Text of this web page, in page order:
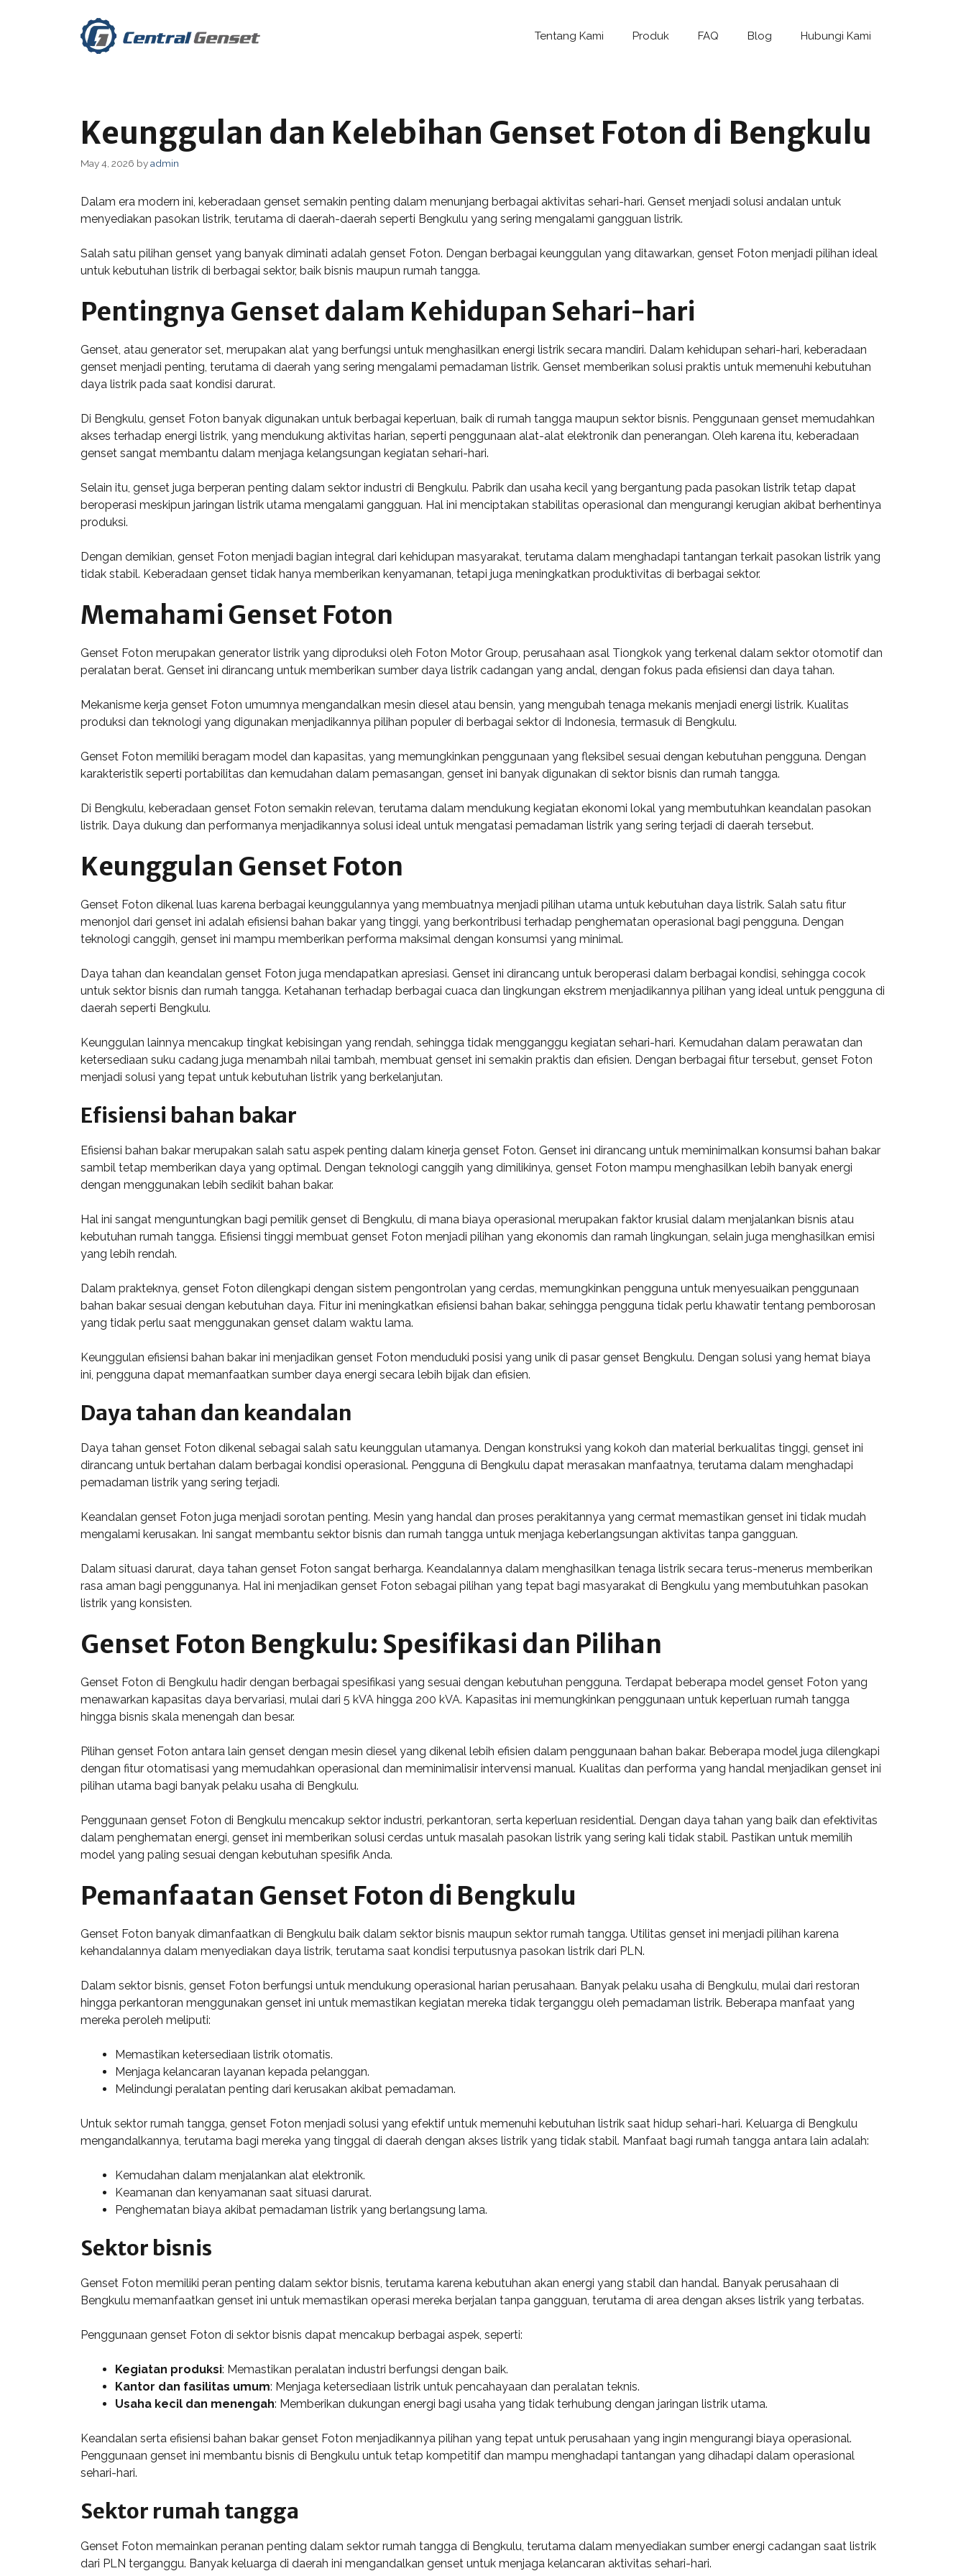
Tentang Kami Produk FAQ Blog Hubungi Kami
Keunggulan dan Kelebihan Genset Foton di Bengkulu
May 4, 2026 byadmin
Dalam era modern ini, keberadaan genset semakin penting dalam menunjang berbagai aktivitas sehari-hari. Genset menjadi solusi andalan untuk
menyediakan pasokan listrik, terutama di daerah-daerah seperti Bengkulu yang sering mengalami gangguan listrik.
Salah satu pilihan genset yang banyak diminati adalah genset Foton. Dengan berbagai keunggulan yang ditawarkan, genset Foton menjadi pilihan ideal
untuk kebutuhan listrik di berbagai sektor, baik bisnis maupun rumah tangga.
Pentingnya Genset dalam Kehidupan Sehari-hari
Genset, atau generator set, merupakan alat yang berfungsi untuk menghasilkan energi listrik secara mandiri. Dalam kehidupan sehari-hari, keberadaan
genset menjadi penting, terutama di daerah yang sering mengalami pemadaman listrik. Genset memberikan solusi praktis untuk memenuhi kebutuhan
daya listrik pada saat kondisi darurat.
Di Bengkulu, genset Foton banyak digunakan untuk berbagai keperluan, baik di rumah tangga maupun sektor bisnis. Penggunaan genset memudahkan
akses terhadap energi listrik, yang mendukung aktivitas harian, seperti penggunaan alat-alat elektronik dan penerangan. Oleh karena itu, keberadaan
genset sangat membantu dalam menjaga kelangsungan kegiatan sehari-hari.
Selain itu, genset juga berperan penting dalam sektor industri di Bengkulu. Pabrik dan usaha kecil yang bergantung pada pasokan listrik tetap dapat
beroperasi meskipun jaringan listrik utama mengalami gangguan. Hal ini menciptakan stabilitas operasional dan mengurangi kerugian akibat berhentinya
produksi.
Dengan demikian, genset Foton menjadi bagian integral dari kehidupan masyarakat, terutama dalam menghadapi tantangan terkait pasokan listrik yang
tidak stabil. Keberadaan genset tidak hanya memberikan kenyamanan, tetapi juga meningkatkan produktivitas di berbagai sektor.
Memahami Genset Foton
Genset Foton merupakan generator listrik yang diproduksi oleh Foton Motor Group, perusahaan asal Tiongkok yang terkenal dalam sektor otomotif dan
peralatan berat. Genset ini dirancang untuk memberikan sumber daya listrik cadangan yang andal, dengan fokus pada efisiensi dan daya tahan.
Mekanisme kerja genset Foton umumnya mengandalkan mesin diesel atau bensin, yang mengubah tenaga mekanis menjadi energi listrik. Kualitas
produksi dan teknologi yang digunakan menjadikannya pilihan populer di berbagai sektor di Indonesia, termasuk di Bengkulu.
Genset Foton memiliki beragam model dan kapasitas, yang memungkinkan penggunaan yang fleksibel sesuai dengan kebutuhan pengguna. Dengan
karakteristik seperti portabilitas dan kemudahan dalam pemasangan, genset ini banyak digunakan di sektor bisnis dan rumah tangga.
Di Bengkulu, keberadaan genset Foton semakin relevan, terutama dalam mendukung kegiatan ekonomi lokal yang membutuhkan keandalan pasokan
listrik. Daya dukung dan performanya menjadikannya solusi ideal untuk mengatasi pemadaman listrik yang sering terjadi di daerah tersebut.
Keunggulan Genset Foton
Genset Foton dikenal luas karena berbagai keunggulannya yang membuatnya menjadi pilihan utama untuk kebutuhan daya listrik. Salah satu fitur
menonjol dari genset ini adalah efisiensi bahan bakar yang tinggi, yang berkontribusi terhadap penghematan operasional bagi pengguna. Dengan
teknologi canggih, genset ini mampu memberikan performa maksimal dengan konsumsi yang minimal.
Daya tahan dan keandalan genset Foton juga mendapatkan apresiasi. Genset ini dirancang untuk beroperasi dalam berbagai kondisi, sehingga cocok
untuk sektor bisnis dan rumah tangga. Ketahanan terhadap berbagai cuaca dan lingkungan ekstrem menjadikannya pilihan yang ideal untuk pengguna di
daerah seperti Bengkulu.
Keunggulan lainnya mencakup tingkat kebisingan yang rendah, sehingga tidak mengganggu kegiatan sehari-hari. Kemudahan dalam perawatan dan
ketersediaan suku cadang juga menambah nilai tambah, membuat genset ini semakin praktis dan efisien. Dengan berbagai fitur tersebut, genset Foton
menjadi solusi yang tepat untuk kebutuhan listrik yang berkelanjutan.
Efisiensi bahan bakar
Efisiensi bahan bakar merupakan salah satu aspek penting dalam kinerja genset Foton. Genset ini dirancang untuk meminimalkan konsumsi bahan bakar
sambil tetap memberikan daya yang optimal. Dengan teknologi canggih yang dimilikinya, genset Foton mampu menghasilkan lebih banyak energi
dengan menggunakan lebih sedikit bahan bakar.
Hal ini sangat menguntungkan bagi pemilik genset di Bengkulu, di mana biaya operasional merupakan faktor krusial dalam menjalankan bisnis atau
kebutuhan rumah tangga. Efisiensi tinggi membuat genset Foton menjadi pilihan yang ekonomis dan ramah lingkungan, selain juga menghasilkan emisi
yang lebih rendah.
Dalam prakteknya, genset Foton dilengkapi dengan sistem pengontrolan yang cerdas, memungkinkan pengguna untuk menyesuaikan penggunaan
bahan bakar sesuai dengan kebutuhan daya. Fitur ini meningkatkan efisiensi bahan bakar, sehingga pengguna tidak perlu khawatir tentang pemborosan
yang tidak perlu saat menggunakan genset dalam waktu lama.
Keunggulan efisiensi bahan bakar ini menjadikan genset Foton menduduki posisi yang unik di pasar genset Bengkulu. Dengan solusi yang hemat biaya
ini, pengguna dapat memanfaatkan sumber daya energi secara lebih bijak dan efisien.
Daya tahan dan keandalan
Daya tahan genset Foton dikenal sebagai salah satu keunggulan utamanya. Dengan konstruksi yang kokoh dan material berkualitas tinggi, genset ini
dirancang untuk bertahan dalam berbagai kondisi operasional. Pengguna di Bengkulu dapat merasakan manfaatnya, terutama dalam menghadapi
pemadaman listrik yang sering terjadi.
Keandalan genset Foton juga menjadi sorotan penting. Mesin yang handal dan proses perakitannya yang cermat memastikan genset ini tidak mudah
mengalami kerusakan. Ini sangat membantu sektor bisnis dan rumah tangga untuk menjaga keberlangsungan aktivitas tanpa gangguan.
Dalam situasi darurat, daya tahan genset Foton sangat berharga. Keandalannya dalam menghasilkan tenaga listrik secara terus-menerus memberikan
rasa aman bagi penggunanya. Hal ini menjadikan genset Foton sebagai pilihan yang tepat bagi masyarakat di Bengkulu yang membutuhkan pasokan
listrik yang konsisten.
Genset Foton Bengkulu: Spesifikasi dan Pilihan
Genset Foton di Bengkulu hadir dengan berbagai spesifikasi yang sesuai dengan kebutuhan pengguna. Terdapat beberapa model genset Foton yang
menawarkan kapasitas daya bervariasi, mulai dari 5 kVA hingga 200 kVA. Kapasitas ini memungkinkan penggunaan untuk keperluan rumah tangga
hingga bisnis skala menengah dan besar.
Pilihan genset Foton antara lain genset dengan mesin diesel yang dikenal lebih efisien dalam penggunaan bahan bakar. Beberapa model juga dilengkapi
dengan fitur otomatisasi yang memudahkan operasional dan meminimalisir intervensi manual. Kualitas dan performa yang handal menjadikan genset ini
pilihan utama bagi banyak pelaku usaha di Bengkulu.
Penggunaan genset Foton di Bengkulu mencakup sektor industri, perkantoran, serta keperluan residential. Dengan daya tahan yang baik dan efektivitas
dalam penghematan energi, genset ini memberikan solusi cerdas untuk masalah pasokan listrik yang sering kali tidak stabil. Pastikan untuk memilih
model yang paling sesuai dengan kebutuhan spesifik Anda.
Pemanfaatan Genset Foton di Bengkulu
Genset Foton banyak dimanfaatkan di Bengkulu baik dalam sektor bisnis maupun sektor rumah tangga. Utilitas genset ini menjadi pilihan karena
kehandalannya dalam menyediakan daya listrik, terutama saat kondisi terputusnya pasokan listrik dari PLN.
Dalam sektor bisnis, genset Foton berfungsi untuk mendukung operasional harian perusahaan. Banyak pelaku usaha di Bengkulu, mulai dari restoran
hingga perkantoran menggunakan genset ini untuk memastikan kegiatan mereka tidak terganggu oleh pemadaman listrik. Beberapa manfaat yang
mereka peroleh meliputi:
Memastikan ketersediaan listrik otomatis.
Menjaga kelancaran layanan kepada pelanggan.
Melindungi peralatan penting dari kerusakan akibat pemadaman.
Untuk sektor rumah tangga, genset Foton menjadi solusi yang efektif untuk memenuhi kebutuhan listrik saat hidup sehari-hari. Keluarga di Bengkulu
mengandalkannya, terutama bagi mereka yang tinggal di daerah dengan akses listrik yang tidak stabil. Manfaat bagi rumah tangga antara lain adalah:
Kemudahan dalam menjalankan alat elektronik.
Keamanan dan kenyamanan saat situasi darurat.
Penghematan biaya akibat pemadaman listrik yang berlangsung lama.
Sektor bisnis
Genset Foton memiliki peran penting dalam sektor bisnis, terutama karena kebutuhan akan energi yang stabil dan handal. Banyak perusahaan di
Bengkulu memanfaatkan genset ini untuk memastikan operasi mereka berjalan tanpa gangguan, terutama di area dengan akses listrik yang terbatas.
Penggunaan genset Foton di sektor bisnis dapat mencakup berbagai aspek, seperti:
Kegiatan produksi: Memastikan peralatan industri berfungsi dengan baik.
Kantor dan fasilitas umum: Menjaga ketersediaan listrik untuk pencahayaan dan peralatan teknis.
Usaha kecil dan menengah: Memberikan dukungan energi bagi usaha yang tidak terhubung dengan jaringan listrik utama.
Keandalan serta efisiensi bahan bakar genset Foton menjadikannya pilihan yang tepat untuk perusahaan yang ingin mengurangi biaya operasional.
Penggunaan genset ini membantu bisnis di Bengkulu untuk tetap kompetitif dan mampu menghadapi tantangan yang dihadapi dalam operasional
sehari-hari.
Sektor rumah tangga
Genset Foton memainkan peranan penting dalam sektor rumah tangga di Bengkulu, terutama dalam menyediakan sumber energi cadangan saat listrik
dari PLN terganggu. Banyak keluarga di daerah ini mengandalkan genset untuk menjaga kelancaran aktivitas sehari-hari.